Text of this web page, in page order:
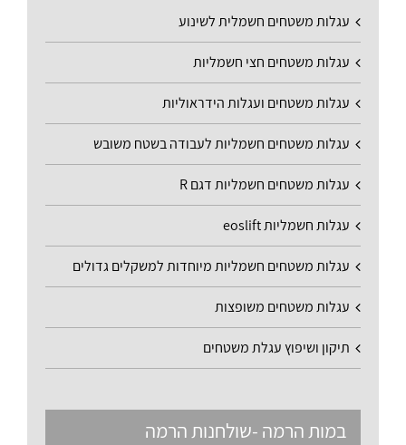
עגלות משטחים חשמלית לשינוע
עגלות משטחים חצי חשמליות
עגלות משטחים ועגלות הידראוליות
עגלות משטחים חשמליות לעבודה בשטח משובש
עגלות משטחים חשמליות דגם R
עגלות חשמליות eoslift
עגלות משטחים חשמליות מיוחדות למשקלים גדולים
עגלות משטחים משופצות
תיקון ושיפוץ עגלת משטחים
במות הרמה -שולחנות הרמה